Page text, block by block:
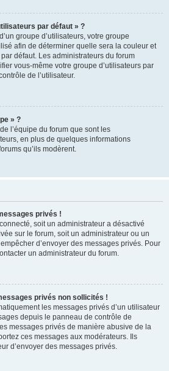
par défaut » ?
groupe d’utilisateurs, votre groupe
afin de déterminer quelle sera la couleur et
défaut. Les administrateurs du forum
vous-même votre groupe d’utilisateurs par
de l’utilisateur.
» ?
l’équipe du forum que sont les
en plus de quelques informations
qu’ils modèrent.
privés !
soit un administrateur a désactivé
sur le forum, soit un administrateur ou un
d’envoyer des messages privés. Pour
un administrateur du forum.
privés non sollicités !
les messages privés d’un utilisateur
depuis le panneau de contrôle de
messages privés de manière abusive de la
ces messages aux modérateurs. Ils
d’envoyer des messages privés.